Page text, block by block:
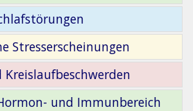
Stresserscheinungen
Kreislaufbeschwerden
und Immunbereich